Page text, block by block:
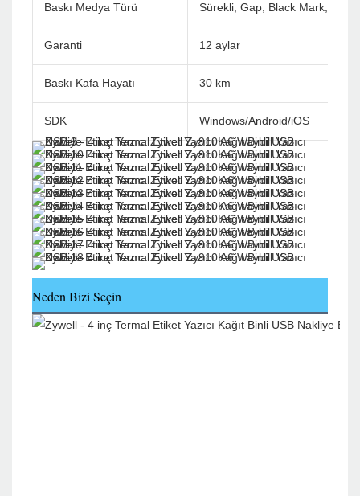
Baskı Medya Türü Sürekli, Gap, Black Mark, Fan
Garanti 12 aylar
Baskı Kafa Hayatı 30 km
SDK Windows/Android/iOS
Neden Bizi Seçin